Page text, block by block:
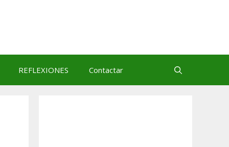
REFLEXIONES Contactar